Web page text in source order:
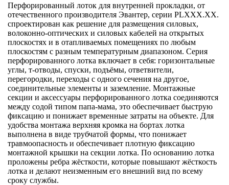
Перфорированный лоток для внутренней прокладки, от
отечественного производителя Эвантер, серии PLХХХ.ХХ.
спроектирован как решение для размещения силовых,
волоконно-оптических и силовых кабелей на открытых
плоскостях и в отапливаемых помещениях по любым
плоскостям с разным температурным диапазоном. Серия
перфорированного лотка включает в себя: горизонтальные
углы, т-отводы, спуски, подъёмы, ответвители,
перегородки, переходы с одного сечения на другое,
соединительные элементы и заземление. Монтажные
секции и аксессуары перфорированного лотка соединяются
между содой типом папа-мама, это обеспечивает быструю
фиксацию и понижает временные затраты на объекте. Для
удобства монтажа верхняя кромка на бортах лотка
выполнена в виде трубчатой формы, что понижает
травмоопасность и обеспечивает плотную фиксацию
монтажной крышки на секции лотка. По основанию лотка
проложены ребра жёсткости, которые повышают жёсткость
лотка и делают неизменным его внешний вид по всему
сроку службы.